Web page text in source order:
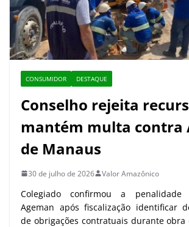
CONSUMIDOR DESTAQUE
Conselho rejeita
mantém multa contra
de Manaus
30 de julho de 2026 Valor Amazônico
Colegiado confirmou a penalidade
Ageman após fiscalização identificar
de obrigações contratuais durante obra